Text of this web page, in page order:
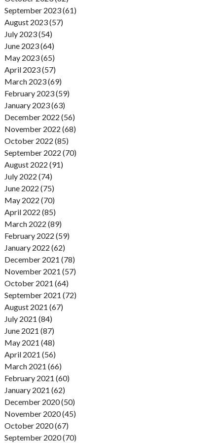
September 2023 (61)
August 2023 (57)
July 2023 (54)
June 2023 (64)
May 2023 (65)
April 2023 (57)
March 2023 (69)
February 2023 (59)
January 2023 (63)
December 2022 (56)
November 2022 (68)
October 2022 (85)
September 2022 (70)
August 2022 (91)
July 2022 (74)
June 2022 (75)
May 2022 (70)
April 2022 (85)
March 2022 (89)
February 2022 (59)
January 2022 (62)
December 2021 (78)
November 2021 (57)
October 2021 (64)
September 2021 (72)
August 2021 (67)
July 2021 (84)
June 2021 (87)
May 2021 (48)
April 2021 (56)
March 2021 (66)
February 2021 (60)
January 2021 (62)
December 2020 (50)
November 2020 (45)
October 2020 (67)
September 2020 (70)